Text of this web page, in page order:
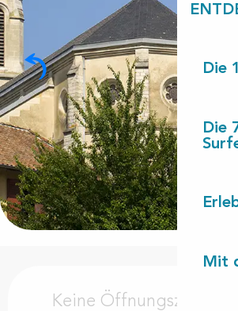
Die
Die
Mit
Keine Öffnungszeiten